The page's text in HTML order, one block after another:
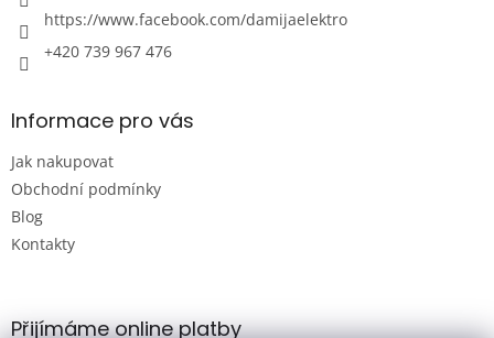
https://www.facebook.com/damijaelektro
+420 739 967 476
Informace pro vás
Jak nakupovat
Obchodní podmínky
Blog
Kontakty
Přijímáme online platby